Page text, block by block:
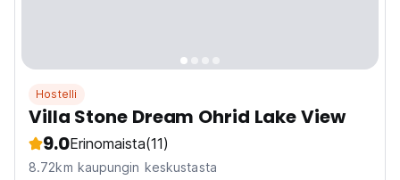
Hostelli
Villa Stone Dream Ohrid Lake View
9.0Erinomaista(11)
8.72km kaupungin keskustasta